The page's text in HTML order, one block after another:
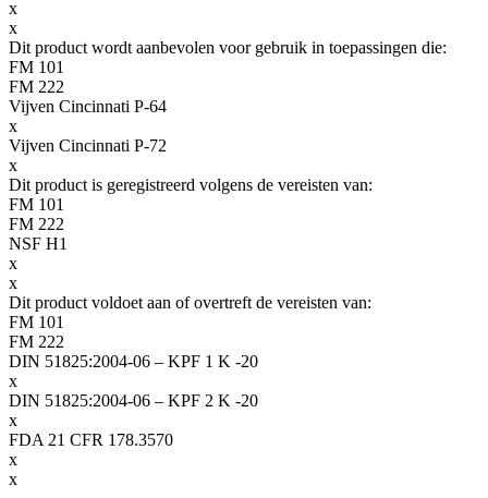
x
x
Dit product wordt aanbevolen voor gebruik in toepassingen die:
FM 101
FM 222
Vijven Cincinnati P-64
x
Vijven Cincinnati P-72
x
Dit product is geregistreerd volgens de vereisten van:
FM 101
FM 222
NSF H1
x
x
Dit product voldoet aan of overtreft de vereisten van:
FM 101
FM 222
DIN 51825:2004-06 – KPF 1 K -20
x
DIN 51825:2004-06 – KPF 2 K -20
x
FDA 21 CFR 178.3570
x
x